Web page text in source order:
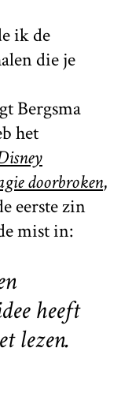
ik de
die je
Bergsma
het
doorbroken,
eerste zin
mist in:
heeft
lezen.